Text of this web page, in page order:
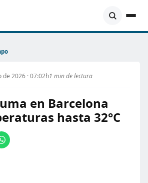
de 2026 · 07:02h1 min de lectura
en Barcelona
hasta 32°C